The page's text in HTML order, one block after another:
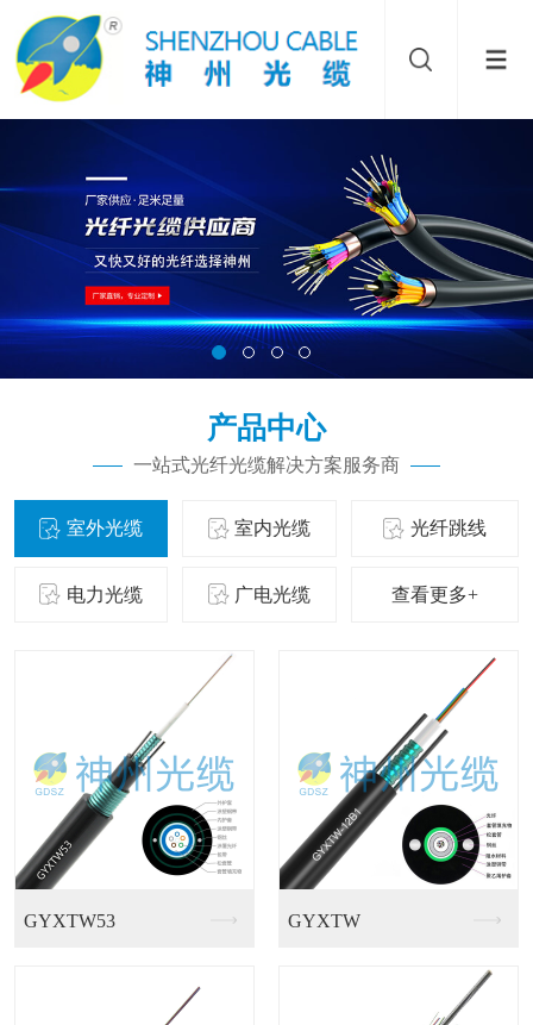
产品中心
一站式光纤光缆解决方案服务商
室外光缆 室内光缆 光纤跳线
电力光缆 广电光缆 查看更多+
GJFGV室内皮线光... GJFJKV-48芯...